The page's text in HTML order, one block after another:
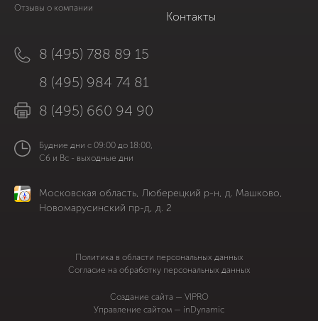
Отзывы о компании
Контакты
8 (495) 788 89 15
8 (495) 984 74 81
8 (495) 660 94 90
Будние дни с 09:00 до 18:00,
Сб и Вс - выходные дни
Московская область, Люберецкий р-н, д. Машково,
Новомарусинский пр-д, д. 2
Политика в области персональных данных
Согласие на обработку персональных данных
Cоздание сайта — VIPRO
Управление сайтом — inDynamic